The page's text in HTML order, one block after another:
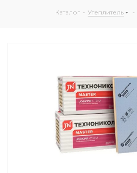
Каталог - Утеплитель -